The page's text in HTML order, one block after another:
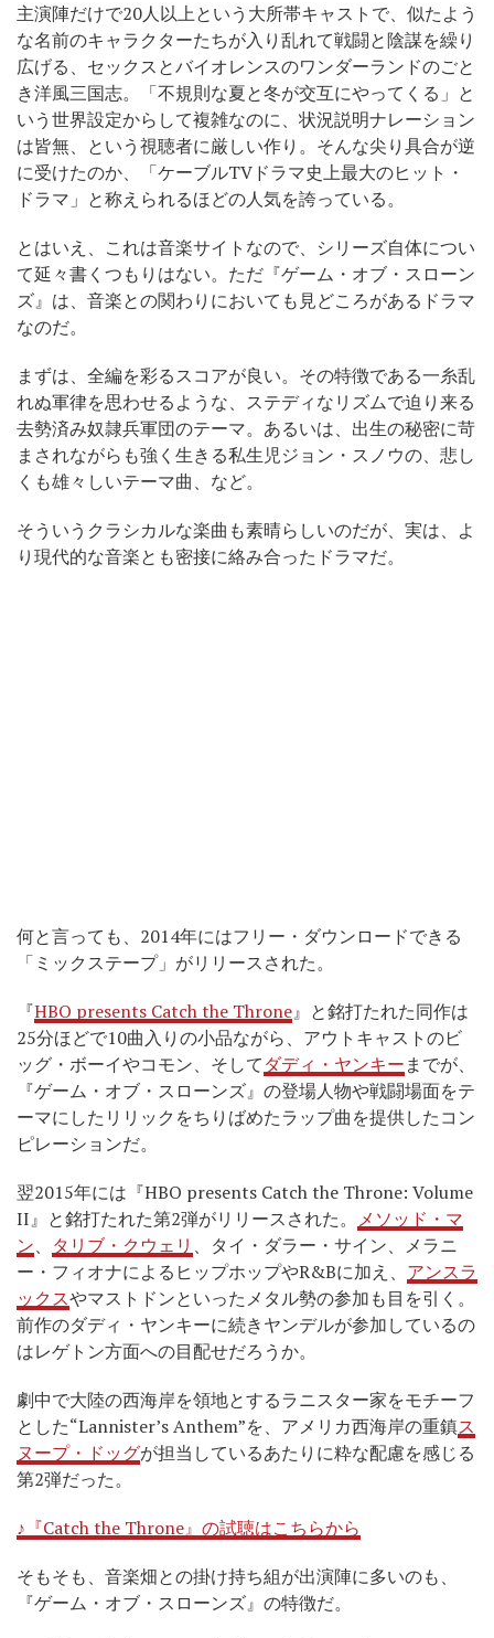
主演陣だけで20人以上という大所帯キャストで、似たよう
な名前のキャラクターたちが入り乱れて戦闘と陰謀を繰り
広げる、セックスとバイオレンスのワンダーランドのごと
き洋風三国志。「不規則な夏と冬が交互にやってくる」と
いう世界設定からして複雑なのに、状況説明ナレーション
は皆無、という視聴者に厳しい作り。そんな尖り具合が逆
に受けたのか、「ケーブルTVドラマ史上最大のヒット・
ドラマ」と称えられるほどの人気を誇っている。
とはいえ、これは音楽サイトなので、シリーズ自体につい
て延々書くつもりはない。ただ『ゲーム・オブ・スローン
ズ』は、音楽との関わりにおいても見どころがあるドラマ
なのだ。
まずは、全編を彩るスコアが良い。その特徴である一糸乱
れぬ軍律を思わせるような、ステディなリズムで迫り来る
去勢済み奴隷兵軍団のテーマ。あるいは、出生の秘密に苛
まされながらも強く生きる私生児ジョン・スノウの、悲し
くも雄々しいテーマ曲、など。
そういうクラシカルな楽曲も素晴らしいのだが、実は、よ
り現代的な音楽とも密接に絡み合ったドラマだ。
何と言っても、2014年にはフリー・ダウンロードできる
「ミックステープ」がリリースされた。
『HBO presents Catch the Throne』と銘打たれた同作は
25分ほどで10曲入りの小品ながら、アウトキャストのビ
ッグ・ボーイやコモン、そしてダディ・ヤンキーまでが、
『ゲーム・オブ・スローンズ』の登場人物や戦闘場面をテ
ーマにしたリリックをちりばめたラップ曲を提供したコン
ピレーションだ。
翌2015年には『HBO presents Catch the Throne: Volume
II』と銘打たれた第2弾がリリースされた。 メソッド・マ
ン、 タリブ・クウェリ 、タイ・ダラー・サイン、メラニ
ー・フィオナによるヒップホップやR&Bに加え、 アンスラ
ックスやマストドンといったメタル勢の参加も目を引く。
前作のダディ・ヤンキーに続きヤンデルが参加しているの
はレゲトン方面への目配せだろうか。
劇中で大陸の西海岸を領地とするラニスター家をモチーフ
とした“Lannister’s Anthem”を、アメリカ西海岸の重鎮ス
ヌープ・ドッグが担当しているあたりに粋な配慮を感じる
第2弾だった。
♪『Catch the Throne』の試聴はこちらから
そもそも、音楽畑との掛け持ち組が出演陣に多いのも、
『ゲーム・オブ・スローンズ』の特徴だ。